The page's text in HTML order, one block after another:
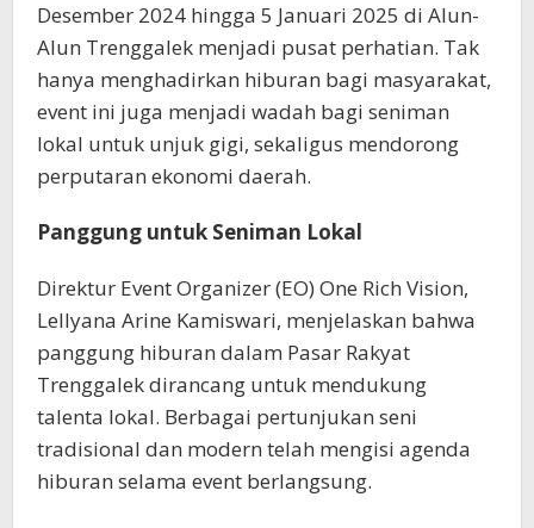
Desember 2024 hingga 5 Januari 2025 di Alun-
Alun Trenggalek menjadi pusat perhatian. Tak
hanya menghadirkan hiburan bagi masyarakat,
event ini juga menjadi wadah bagi seniman
lokal untuk unjuk gigi, sekaligus mendorong
perputaran ekonomi daerah.
Panggung untuk Seniman Lokal
Direktur Event Organizer (EO) One Rich Vision,
Lellyana Arine Kamiswari, menjelaskan bahwa
panggung hiburan dalam Pasar Rakyat
Trenggalek dirancang untuk mendukung
talenta lokal. Berbagai pertunjukan seni
tradisional dan modern telah mengisi agenda
hiburan selama event berlangsung.